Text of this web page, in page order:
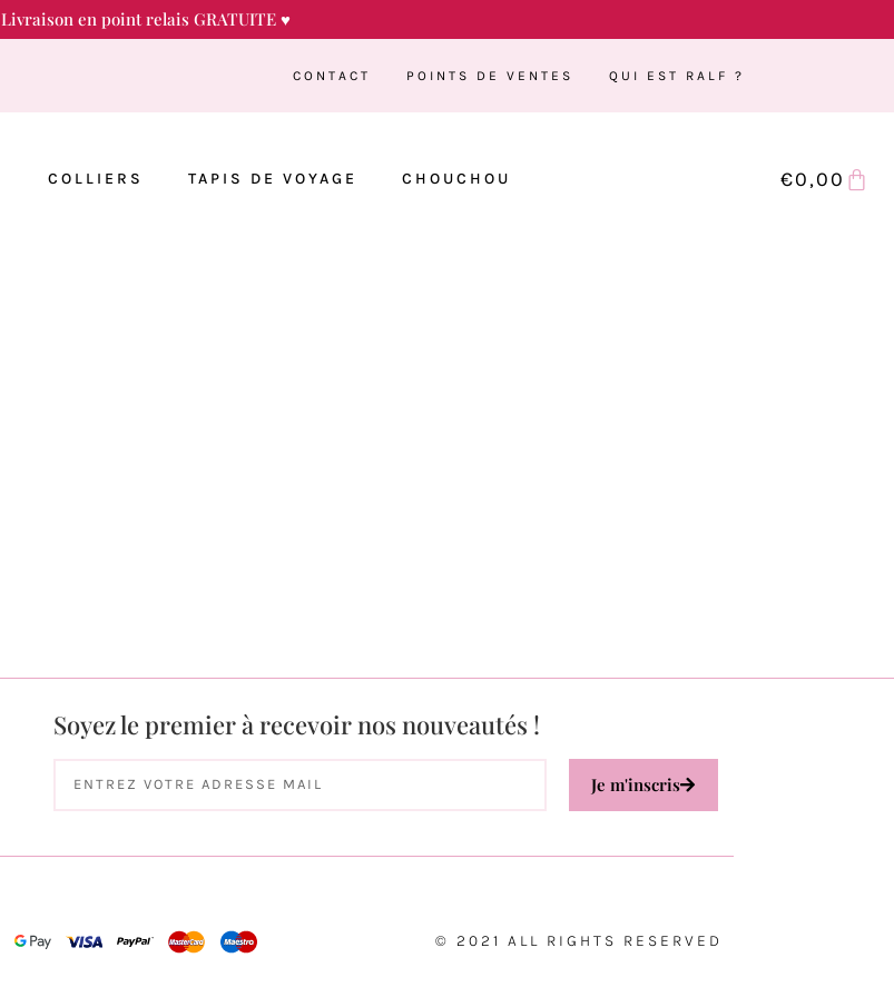
Livraison en point relais GRATUITE ♥
CONTACT POINTS DE VENTES QUI EST RALF ?
COLLIERS TAPIS DE VOYAGE CHOUCHOU €0,00
Soyez le premier à recevoir nos nouveautés !
Je m'inscris
© 2021 ALL RIGHTS RESERVED